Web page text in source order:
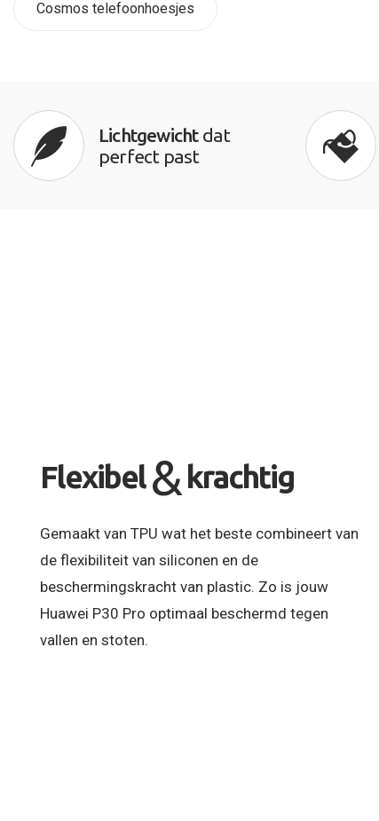
Cosmos telefoonhoesjes
Lichtgewichtdat
perfect past
Flexibel & krachtig
Gemaakt van TPU wat het beste combineert van
de flexibiliteit van siliconen en de
beschermingskracht van plastic. Zo is jouw
Huawei P30 Pro optimaal beschermd tegen
vallen en stoten.